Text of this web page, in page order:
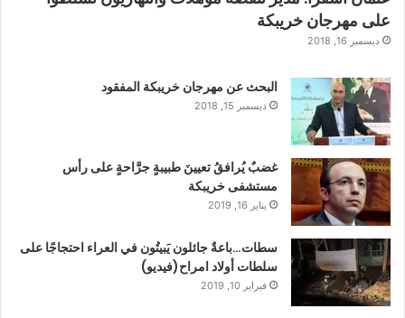
على مهرجان خريبكة
ديسمبر 16, 2018
البحث عن مهرجان خريبكة المفقود
ديسمبر 15, 2018
غضبٌ يُرافقُ تعيينَ طبيبةٍ جرَّاحةٍ على رأس
مستشفى خريبكة
يناير 16, 2019
سطات…باعةٌ جائلون يَبيتُون في العراء احتجاجًا على
سلطات أولاد امراح(فيديو)
فبراير 10, 2019